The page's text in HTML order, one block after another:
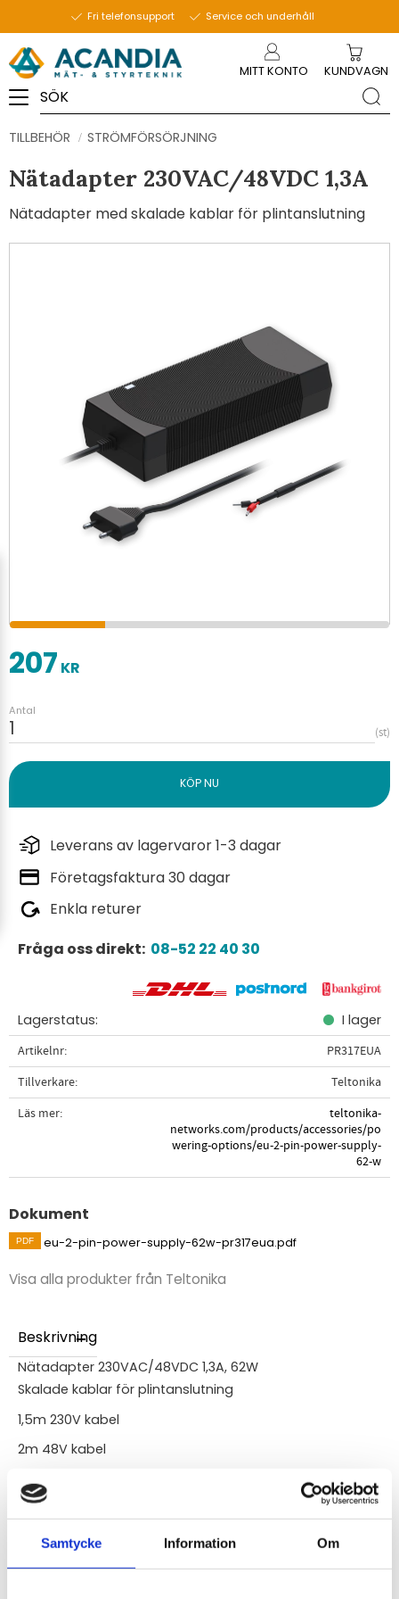
Samtycke Information Om
Fri telefonsupport Service och underhåll
MITT KONTO KUNDVAGN
TILLBEHÖR STRÖMFÖRSÖRJNING
Nätadapter 230VAC/48VDC 1,3A
Nätadapter med skalade kablar för plintanslutning
207 KR
Antal
st
Leverans av lagervaror 1-3 dagar
Företagsfaktura 30 dagar
Enkla returer
Fråga oss direkt: 08-52 22 40 30
Lagerstatus I lager
Artikelnr
PR317EUA
Tillverkare
Teltonika
Läs mer
teltonika-
networks.com/products/accessories/po
wering-options/eu-2-pin-power-supply-
62-w
Dokument
eu-2-pin-power-supply-62w-pr317eua.pdf
Visa alla produkter från Teltonika
Beskrivning
Nätadapter 230VAC/48VDC 1,3A, 62W
Skalade kablar för plintanslutning
1,5m 230V kabel
2m 48V kabel
Specifikationer
Ingångsspänning: 100 - 240 VAC
Ingångsfrekvens
: 50/60 Hz